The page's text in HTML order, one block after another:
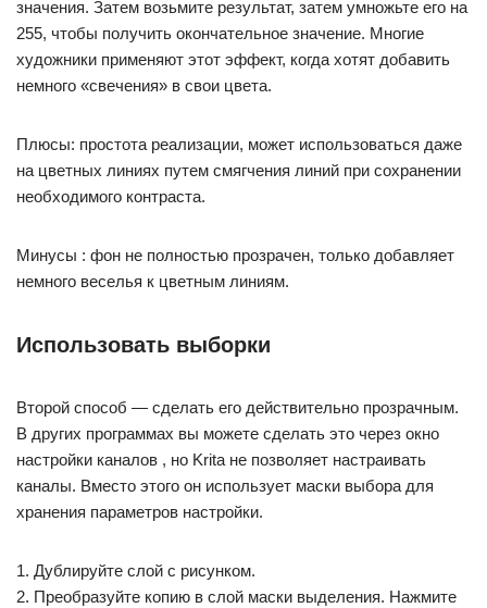
значения. Затем возьмите результат, затем умножьте его на
255, чтобы получить окончательное значение. Многие
художники применяют этот эффект, когда хотят добавить
немного «свечения» в свои цвета.
Плюсы: простота реализации, может использоваться даже
на цветных линиях путем смягчения линий при сохранении
необходимого контраста.
Минусы : фон не полностью прозрачен, только добавляет
немного веселья к цветным линиям.
Использовать выборки
Второй способ — сделать его действительно прозрачным.
В других программах вы можете сделать это через окно
настройки каналов , но Krita не позволяет настраивать
каналы. Вместо этого он использует маски выбора для
хранения параметров настройки.
1. Дублируйте слой с рисунком.
2. Преобразуйте копию в слой маски выделения. Нажмите